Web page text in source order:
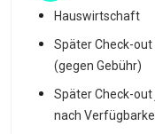
Hauswirtschaft
Später Check-out
(gegen Gebühr)
Später Check-out
nach